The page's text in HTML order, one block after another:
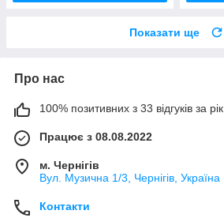
Показати ще
Про нас
100% позитивних з 33 відгуків за рік
Працює з 08.08.2022
м. Чернігів
Вул. Музична 1/3, Чернігів, Україна
Контакти